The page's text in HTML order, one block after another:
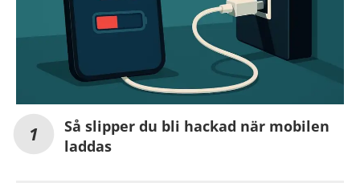
Så slipper du bli hackad när mobilen
laddas